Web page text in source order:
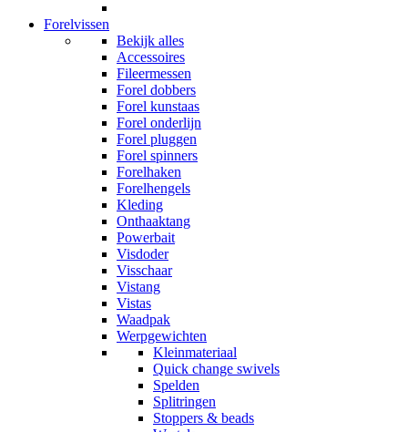
Forelvissen
Bekijk alles
Accessoires
Fileermessen
Forel dobbers
Forel kunstaas
Forel onderlijn
Forel pluggen
Forel spinners
Forelhaken
Forelhengels
Kleding
Onthaaktang
Powerbait
Visdoder
Visschaar
Vistang
Vistas
Waadpak
Werpgewichten
Kleinmateriaal
Quick change swivels
Spelden
Splitringen
Stoppers & beads